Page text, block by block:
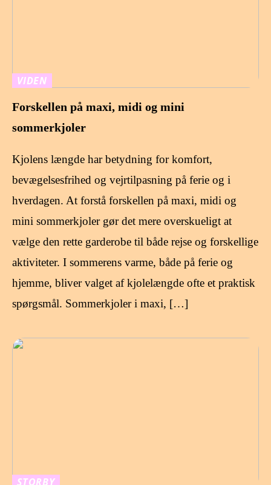
VIDEN
Forskellen på maxi, midi og mini
sommerkjoler
Kjolens længde har betydning for komfort,
bevægelsesfrihed og vejrtilpasning på ferie og i
hverdagen. At forstå forskellen på maxi, midi og
mini sommerkjoler gør det mere overskueligt at
vælge den rette garderobe til både rejse og forskellige
aktiviteter. I sommerens varme, både på ferie og
hjemme, bliver valget af kjolelængde ofte et praktisk
spørgsmål. Sommerkjoler i maxi, […]
STORBY